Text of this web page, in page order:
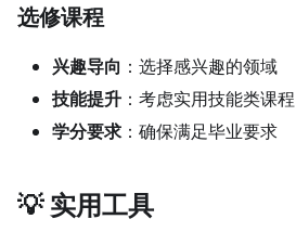
选修课程
兴趣导向 ：选择感兴趣的领域
技能提升 ：考虑实用技能类课程
学分要求 ：确保满足毕业要求
💡 实用工具